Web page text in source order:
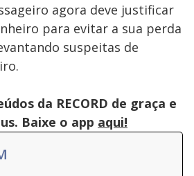
agora deve justificar
para evitar a sua perda
suspeitas de
da RECORD de graça e
Baixe o app aqui!